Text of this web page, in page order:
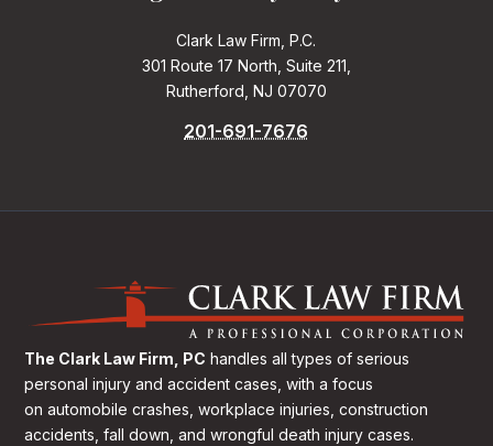
Clark Law Firm, P.C.
301 Route 17 North, Suite 211,
Rutherford, NJ 07070
201-691-7676
The Clark Law Firm, PC handles all types of serious
personal injury and accident cases, with a focus
on automobile crashes, workplace injuries, construction
accidents, fall down, and wrongful death injury cases.